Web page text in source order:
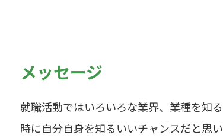
メッセージ
就職活動ではいろいろな業界、業種を知
時に自分自身を知るいいチャンスだと思